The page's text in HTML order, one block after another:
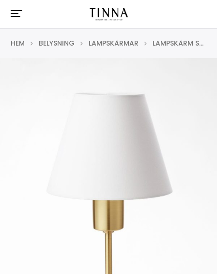
HEM BELYSNING LAMPSKÄRMAR LAMPSKÄRM SPÄND 2332